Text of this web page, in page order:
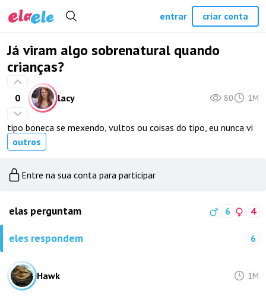
Já viram algo sobrenatural quando
crianças?
0 lacy 80 1M
tipo boneca se mexendo, vultos ou coisas do tipo, eu nunca vi
outros
Entre na sua conta para participar
elas perguntam 6 4
eles respondem 6
Hawk 1M
entrar criar conta